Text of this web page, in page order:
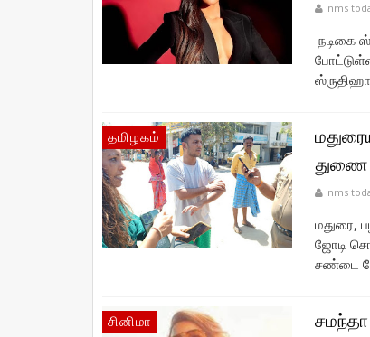
nms
நடிகை
தமிழகம்
துணை
nms
மதுரை,
ஜோடி
சண்டை
சினிமா